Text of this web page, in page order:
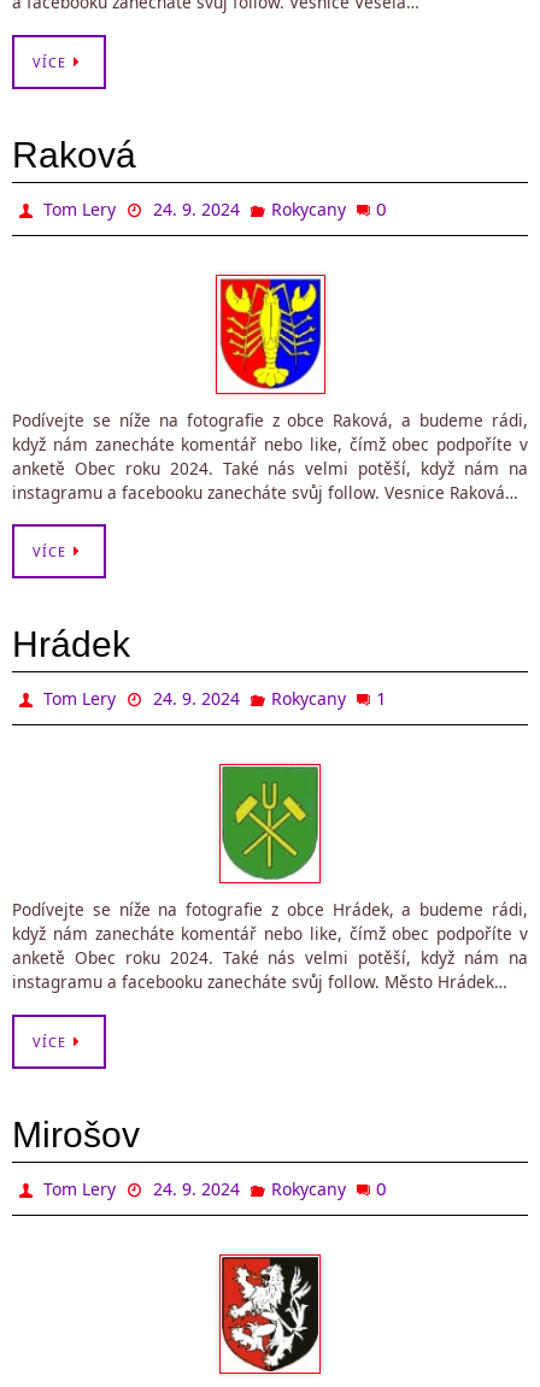
VÍCE
Raková
Tom Lery 24. 9. 2024 Rokycany 0
Podívejte se níže na fotografie z obce Raková, a budeme rádi,
když nám zanecháte komentář nebo like, čímž obec podpoříte v
anketě Obec roku 2024. Také nás velmi potěší, když nám na
instagramu a facebooku zanecháte svůj follow. Vesnice Raková…
VÍCE
Hrádek
Tom Lery 24. 9. 2024 Rokycany 1
Podívejte se níže na fotografie z obce Hrádek, a budeme rádi,
když nám zanecháte komentář nebo like, čímž obec podpoříte v
anketě Obec roku 2024. Také nás velmi potěší, když nám na
instagramu a facebooku zanecháte svůj follow. Město Hrádek…
VÍCE
Mirošov
Tom Lery 24. 9. 2024 Rokycany 0